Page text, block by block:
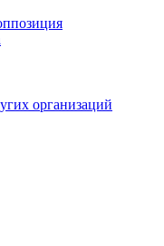
организаций